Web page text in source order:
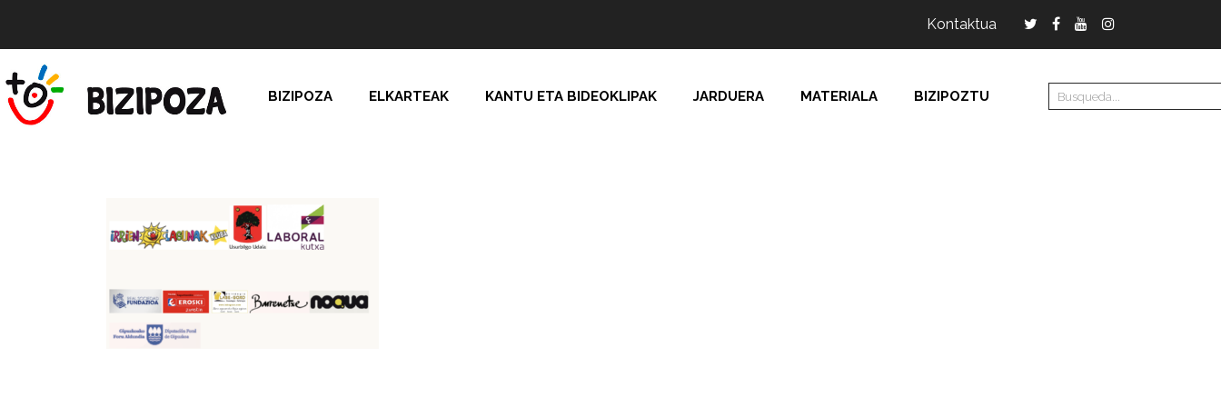
Kontaktua
BIZIPOZA ELKARTEAK KANTU ETA BIDEOKLIPAK JARDUERA MATERIALA BIZIPOZTU